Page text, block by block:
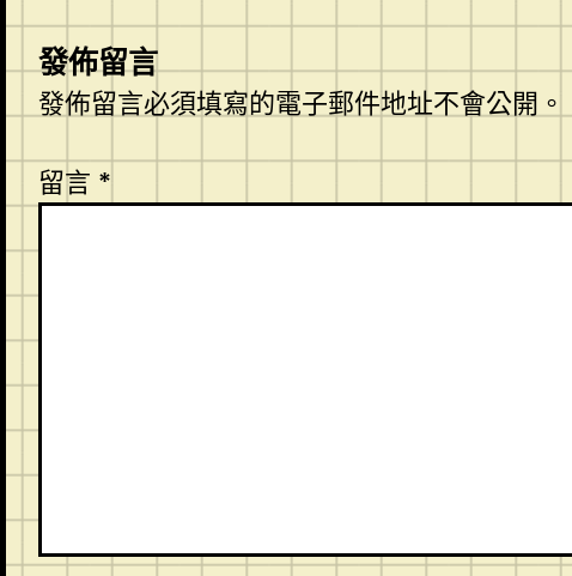
發佈留言
發佈留言必須填寫的電子郵件地址不會公開。
留言 *